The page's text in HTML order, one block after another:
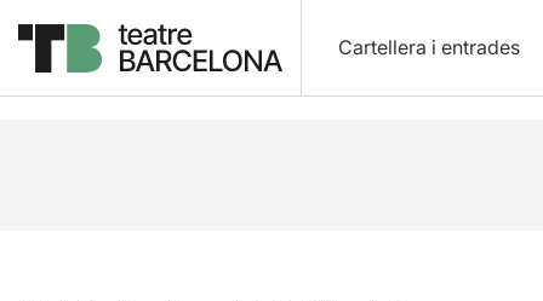
Cartellera i entrades